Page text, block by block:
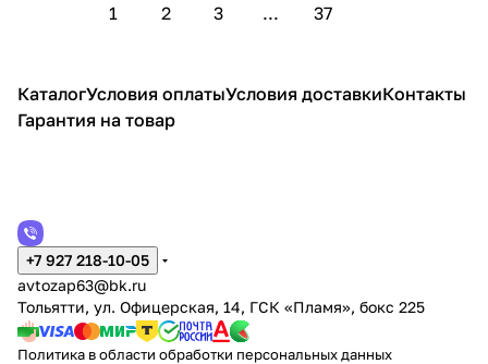
1 2 3 ... 37
КаталогУсловия оплатыУсловия доставкиКонтакты
Гарантия на товар
+7 927 218-10-05
avtozap63@bk.ru
Тольятти, ул. Офицерская, 14, ГСК «Пламя», бокс 225
Политика в области обработки персональных данных